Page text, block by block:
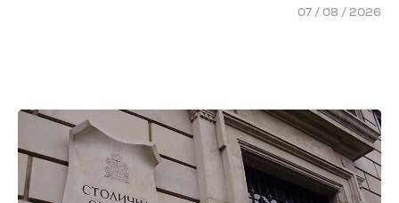
07 / 08 / 2026